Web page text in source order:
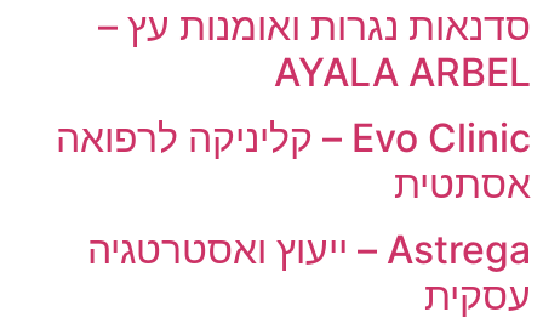
סדנאות נגרות ואומנות עץ –
AYALA ARBEL
Evo Clinic – קליניקה לרפואה
אסתטית
Astrega – ייעוץ ואסטרטגיה
עסקית